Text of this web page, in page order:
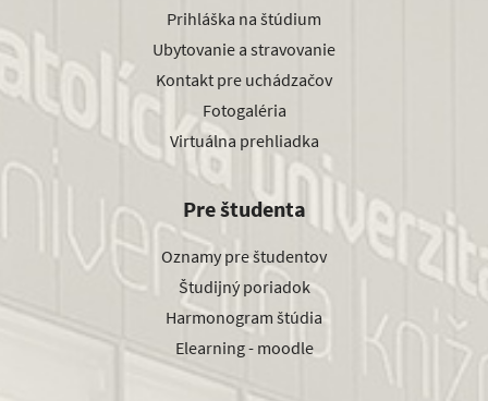
Prihláška na štúdium
Ubytovanie a stravovanie
Kontakt pre uchádzačov
Fotogaléria
Virtuálna prehliadka
Pre študenta
Oznamy pre študentov
Študijný poriadok
Harmonogram štúdia
Elearning - moodle